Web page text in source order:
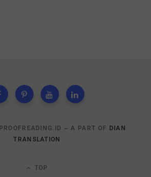
~ A PART OF
DIAN
TRANSLATION
TOP